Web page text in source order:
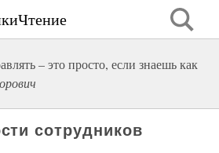
– это просто, если знаешь как
сотрудников